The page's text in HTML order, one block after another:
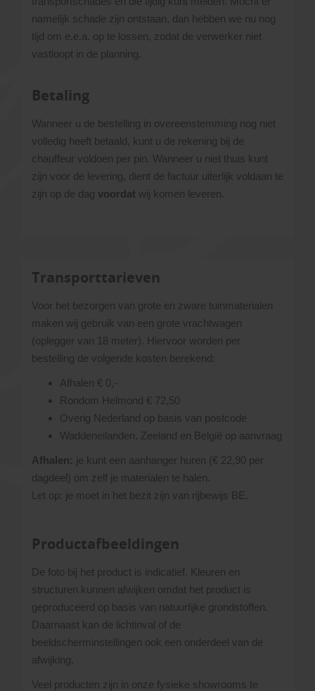
namelijk schade zijn ontstaan, dan hebben we nu nog
tijd om e.e.a. op te lossen, zodat de verwerker niet
vastloopt in de planning.
Betaling
Wanneer u de bestelling in overeenstemming nog niet
volledig heeft betaald, kunt u de rekening bij de
chauffeur voldoen per pin. Wanneer u niet thuis kunt
zijn voor de levering, dient de factuur uiterlijk voldaan te
zijn op de dag voordat wij komen leveren.
Transporttarieven
Voor het bezorgen van grote en zware tuinmaterialen
maken wij gebruik van een grote vrachtwagen
(oplegger van 18 meter). Hiervoor worden per
bestelling de volgende kosten berekend:
Afhalen € 0,-
Rondom Helmond € 72,50
Overig Nederland op basis van postcode
Waddeneilanden, Zeeland en België op aanvraag
Afhalen: je kunt een aanhanger huren (€ 22,90 per
dagdeel) om zelf je materialen te halen.
Let op: je moet in het bezit zijn van rijbewijs BE.
Productafbeeldingen
De foto bij het product is indicatief. Kleuren en
structuren kunnen afwijken omdat het product is
geproduceerd op basis van natuurlijke grondstoffen.
Daarnaast kan de lichtinval of de
beeldscherminstellingen ook een onderdeel van de
afwijking.
Veel producten zijn in onze fysieke showrooms te